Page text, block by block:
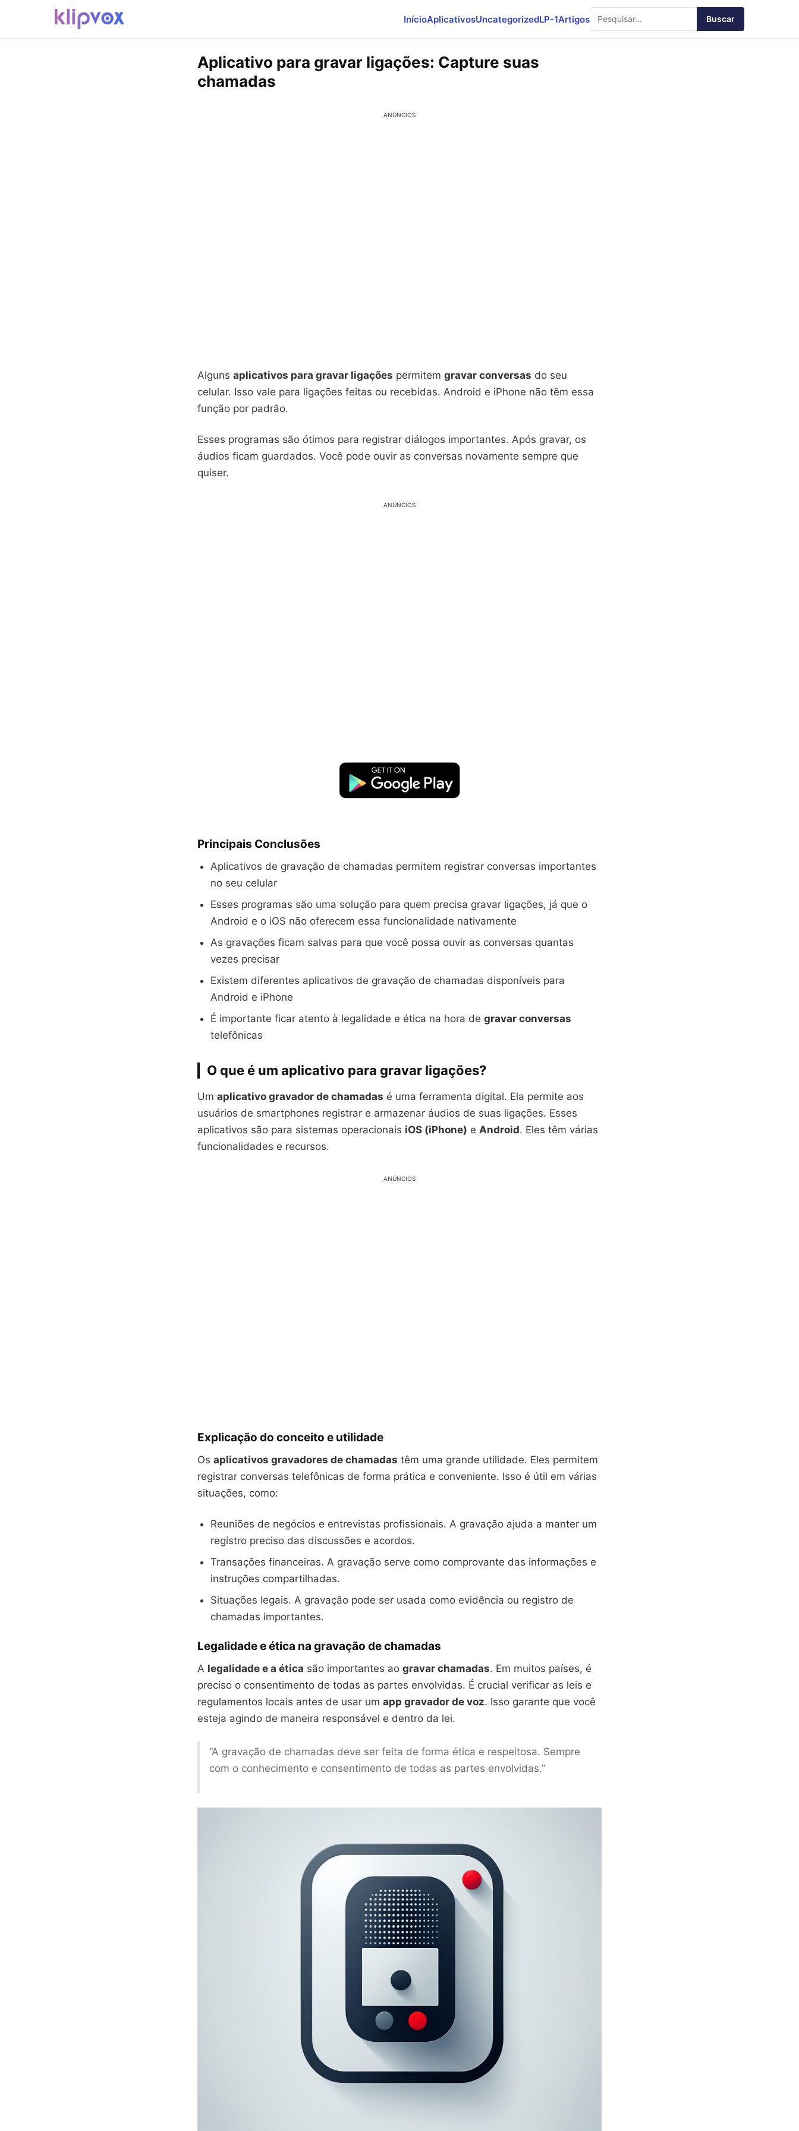
InícioAplicativosUncategorizedLP-1Artigos Buscar
Aplicativo para gravar ligações: Capture suas
chamadas
ANÚNCIOS
Alguns aplicativos para gravar ligações permitem gravar conversas do seu
celular. Isso vale para ligações feitas ou recebidas. Android e iPhone não têm essa
função por padrão.
Esses programas são ótimos para registrar diálogos importantes. Após gravar, os
áudios ficam guardados. Você pode ouvir as conversas novamente sempre que
quiser.
ANÚNCIOS
Principais Conclusões
Aplicativos de gravação de chamadas permitem registrar conversas importantes
no seu celular
Esses programas são uma solução para quem precisa gravar ligações, já que o
Android e o iOS não oferecem essa funcionalidade nativamente
As gravações ficam salvas para que você possa ouvir as conversas quantas
vezes precisar
Existem diferentes aplicativos de gravação de chamadas disponíveis para
Android e iPhone
É importante ficar atento à legalidade e ética na hora de gravar conversas
telefônicas
O que é um aplicativo para gravar ligações?
Um aplicativo gravador de chamadas é uma ferramenta digital. Ela permite aos
usuários de smartphones registrar e armazenar áudios de suas ligações. Esses
aplicativos são para sistemas operacionais iOS (iPhone) e Android. Eles têm várias
funcionalidades e recursos.
ANÚNCIOS
Explicação do conceito e utilidade
Os aplicativos gravadores de chamadas têm uma grande utilidade. Eles permitem
registrar conversas telefônicas de forma prática e conveniente. Isso é útil em várias
situações, como:
Reuniões de negócios e entrevistas profissionais. A gravação ajuda a manter um
registro preciso das discussões e acordos.
Transações financeiras. A gravação serve como comprovante das informações e
instruções compartilhadas.
Situações legais. A gravação pode ser usada como evidência ou registro de
chamadas importantes.
Legalidade e ética na gravação de chamadas
A legalidade e a ética são importantes ao gravar chamadas. Em muitos países, é
preciso o consentimento de todas as partes envolvidas. É crucial verificar as leis e
regulamentos locais antes de usar um app gravador de voz. Isso garante que você
esteja agindo de maneira responsável e dentro da lei.
“A gravação de chamadas deve ser feita de forma ética e respeitosa. Sempre
com o conhecimento e consentimento de todas as partes envolvidas.”